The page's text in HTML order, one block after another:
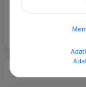
JÓCSELEKEDET
Taníts egy gyereket arra,
gyöngyökből.